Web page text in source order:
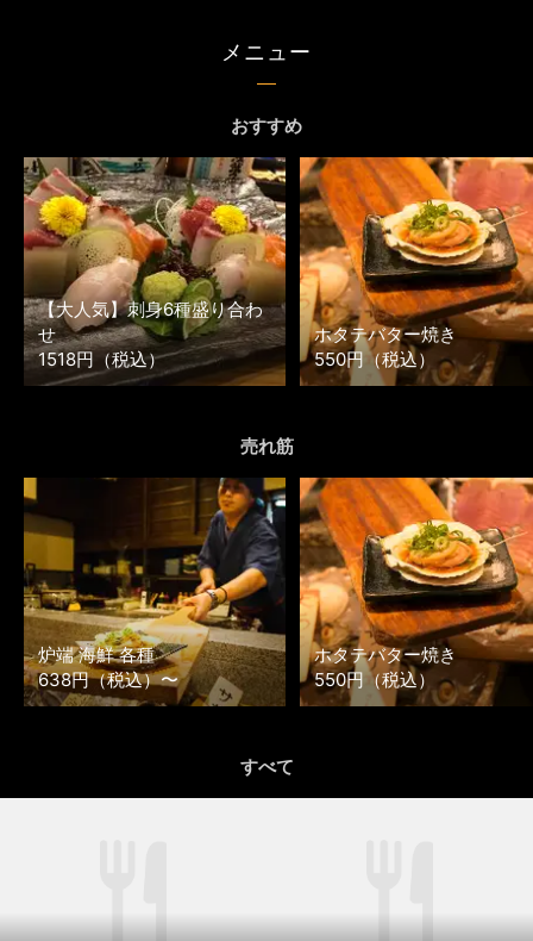
メニュー
おすすめ
【大人気】刺身6種盛り合わ
せ
1518円（税込）
ホタテバター焼き
550円（税込）
売れ筋
炉端 海鮮 各種
638円（税込）〜
ホタテバター焼き
550円（税込）
すべて